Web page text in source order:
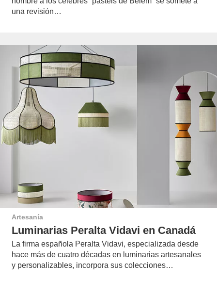
una revisión…
Artesanía
Luminarias Peralta Vidavi en Canadá
La firma española Peralta Vidavi, especializada desde
hace más de cuatro décadas en luminarias artesanales
y personalizables, incorpora sus colecciones…